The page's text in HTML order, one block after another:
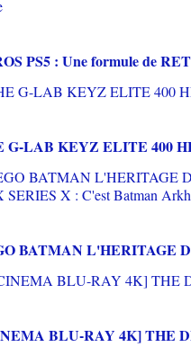
G-LAB KEYZ ELITE 400
BLU-RAY 4K] THE